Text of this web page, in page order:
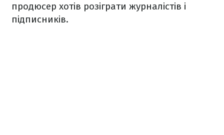
продюсер хотів розіграти журналістів і
підписників.